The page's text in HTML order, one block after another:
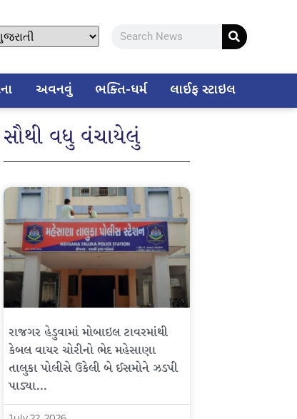
અવનવું ભક્તિ-ધર્મ લાઈફ સ્ટાઇલ
સૌથી વધુ વંચાયેલું
રાજગર હેડુવામાં મોબાઇલ ટાવરમાંથી
કેબલ વાયર ચોરીનો ભેદ મહેસાણા
તાલુકા પોલીસે ઉકેલી બે ઈસમોને ઝડપી
પાડ્યા…